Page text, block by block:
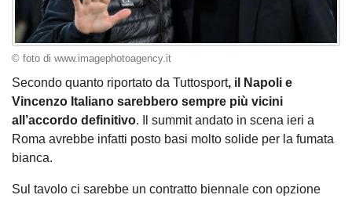
© foto di www.imagephotoagency.it
Secondo quanto riportato da Tuttosport, il Napoli e
Vincenzo Italiano sarebbero sempre più vicini
all’accordo definitivo. Il summit andato in scena ieri a
Roma avrebbe infatti posto basi molto solide per la fumata
bianca.
Sul tavolo ci sarebbe un contratto biennale con opzione